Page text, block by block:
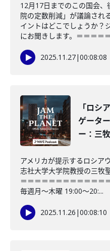
12月17日までのこの国会
院の定数削減」が議論され
イントはどこでしょうか？
にお聞きします。＝＝＝＝
2025.11.27|00:08:08
「ロシ
ゲータ
ー：三
アメリカが提示するロシア
志社大学大学院教授の三牧
＝＝＝＝＝＝＝＝＝＝＝＝
毎週月～木曜 19:00～20:...
2025.11.26 |00:08:10